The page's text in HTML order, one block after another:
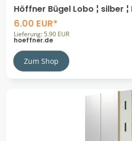
Höffner Bügel Lobo ¦
6.00 EUR*
Lieferung: 5.90 EUR
hoeffner.de
Zum Shop